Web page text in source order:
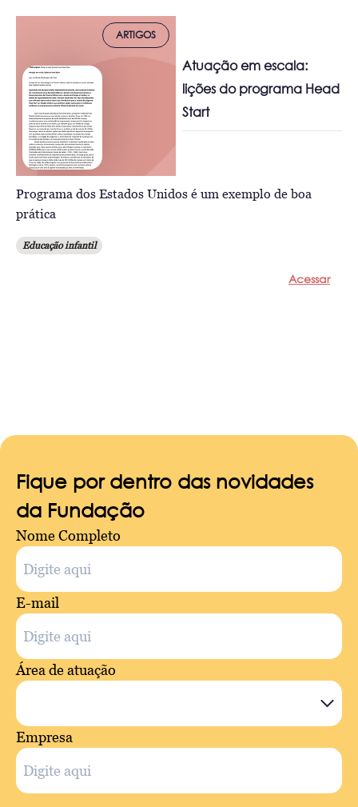
ARTIGOS
Atuação em escala:
lições do programa Head
Start
Programa dos Estados Unidos é um exemplo de boa
prática
Educação infantil
Acessar
Fique por dentro das novidades
da Fundação
Nome Completo
E-mail
Área de atuação
Empresa